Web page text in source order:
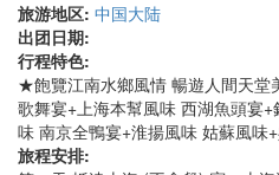
旅游地区: 中国大陆
出团日期:
行程特色:
★飽覽江南水鄉風情 暢遊人間天
歌舞宴+上海本幫風味 西湖魚頭宴
味 南京全鴨宴+淮揚風味 姑蘇風味
旅程安排: